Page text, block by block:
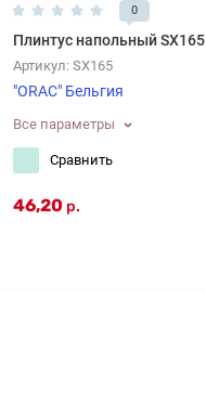
0
Плинтус напольный SX165
Артикул: SX165
"ORAC" Бельгия
Все параметры
Сравнить
46,20 р.